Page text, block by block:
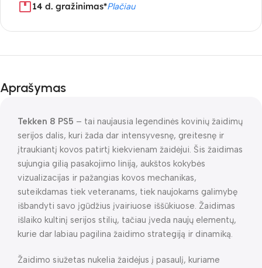
14 d. gražinimas*Plačiau
Aprašymas
Tekken 8 PS5 – tai naujausia legendinės kovinių žaidimų
serijos dalis, kuri žada dar intensyvesnę, greitesnę ir
įtraukiantį kovos patirtį kiekvienam žaidėjui. Šis žaidimas
sujungia gilią pasakojimo liniją, aukštos kokybės
vizualizacijas ir pažangias kovos mechanikas,
suteikdamas tiek veteranams, tiek naujokams galimybę
išbandyti savo įgūdžius įvairiuose iššūkiuose. Žaidimas
išlaiko kultinį serijos stilių, tačiau įveda naujų elementų,
kurie dar labiau pagilina žaidimo strategiją ir dinamiką.
Žaidimo siužetas nukelia žaidėjus į pasaulį, kuriame